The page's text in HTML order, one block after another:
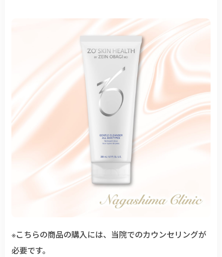
※こちらの商品の購入には、当院でのカウンセリングが
必要です。